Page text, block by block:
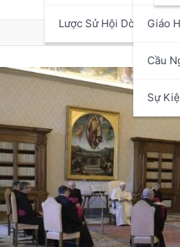
Lược Sử Hội Dòng Giáo
Cầu
Sự